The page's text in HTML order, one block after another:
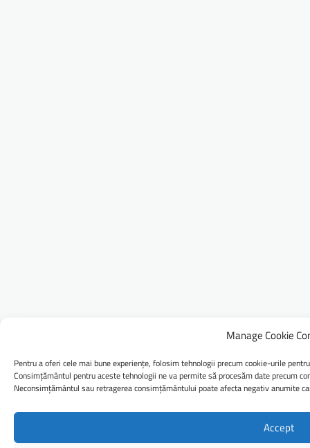
Manage Cookie
Pentru a oferi cele mai bune experiențe, folosim tehnologii precum cookie-urile
Consimțământul pentru aceste tehnologii ne va permite să procesăm date precum
Neconsimțământul sau retragerea consimțământului poate afecta negativ anumite
Accept